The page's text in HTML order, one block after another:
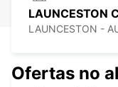
LAUNCESTON
LAUNCESTON -
Ofertas no